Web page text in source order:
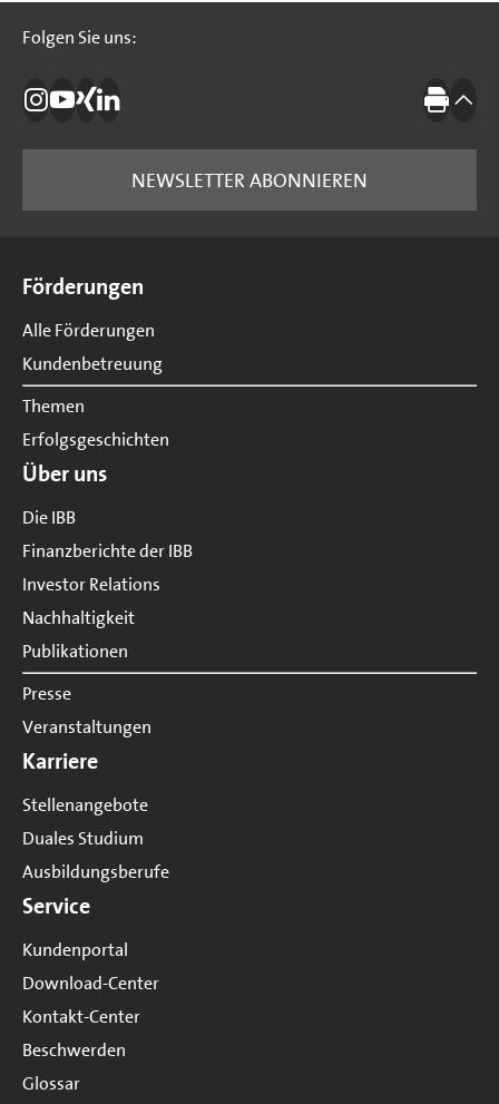
Folgen Sie uns:
Folgen Sie uns:
Die IBB auf Instagram
Die IBB auf YouTube
Die IBB auf Xing
Die IBB auf LinkedIn Drucken
NEWSLETTER ABONNIEREN
Förderungen
Alle Förderungen
Kundenbetreuung
Themen
Erfolgsgeschichten
Über uns
Die IBB
Finanzberichte der IBB
Investor Relations
Nachhaltigkeit
Publikationen
Presse
Veranstaltungen
Karriere
Stellenangebote
Duales Studium
Ausbildungsberufe
Service
Kundenportal
Download-Center
Kontakt-Center
Beschwerden
Glossar